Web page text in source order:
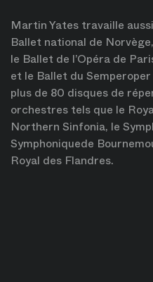
Martin Yates travaille
Ballet national de
le Ballet de l’Opéra de
et le Ballet du
plus de 80 disques de
orchestres tels que le
Northern Sinfonia, le
Symphoniquede
Royal des Flandres.